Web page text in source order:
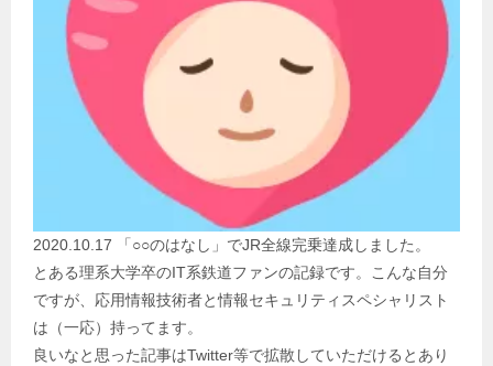
2020.10.17 「○○のはなし」でJR全線完乗達成しました。
とある理系大学卒のIT系鉄道ファンの記録です。こんな自分
ですが、応用情報技術者と情報セキュリティスペシャリスト
は（一応）持ってます。
良いなと思った記事はTwitter等で拡散していただけるとあり